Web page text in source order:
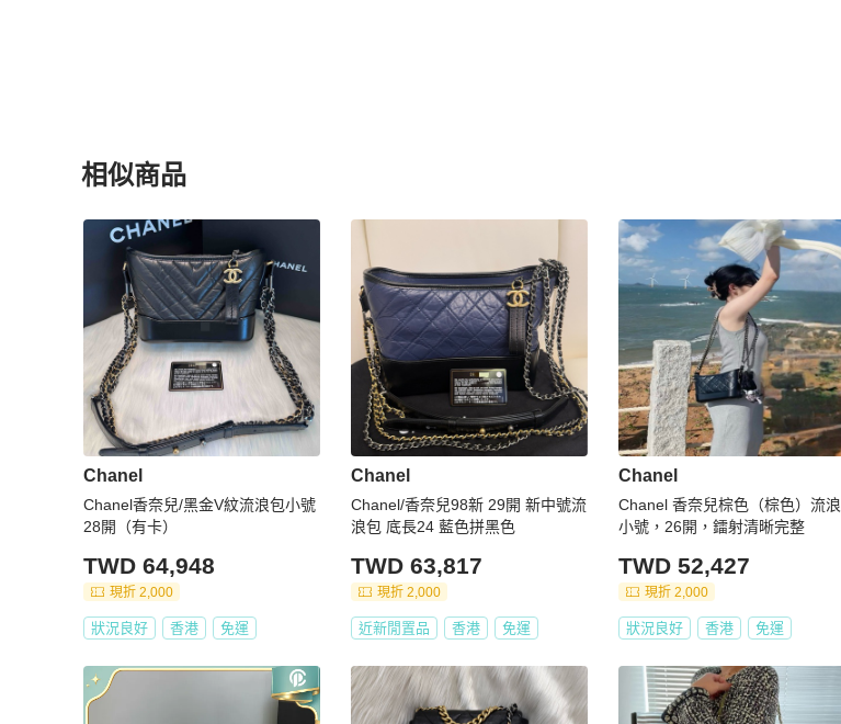
相似商品
更多相似Chanel女包推薦精品
Chanel
Chanel香奈兒/黑金V紋流浪包小號
28開（有卡）
TWD 64,948
現折 2,000
狀況良好 香港 免運
Chanel
Chanel/香奈兒98新 29開 新中號流
浪包 底長24 藍色拼黑色
TWD 63,817
現折 2,000
近新閒置品 香港 免運
Chanel
Chanel 香奈兒棕色（棕色）流浪
小號，26開，鐳射清晰完整
TWD 52,427
現折 2,000
狀況良好 香港 免運